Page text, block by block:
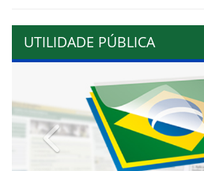
UTILIDADE PÚBLICA
Previous